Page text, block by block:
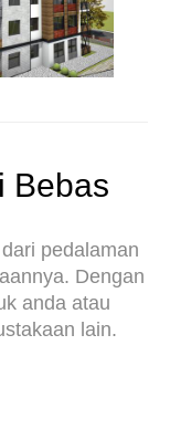
Bebas
pedalaman
Dengan
anda atau
lain.